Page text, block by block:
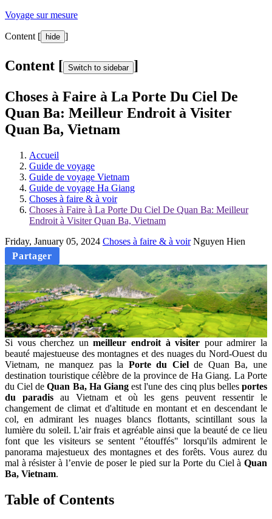
Voyage sur mesure
Content [ hide ]
Content [ Switch to sidebar ]
Choses à Faire à La Porte Du Ciel De
Quan Ba: Meilleur Endroit à Visiter
Quan Ba, Vietnam
Accueil
Guide de voyage
Guide de voyage Vietnam
Guide de voyage Ha Giang
Choses à faire & à voir
Choses à Faire à La Porte Du Ciel De Quan Ba: Meilleur
Endroit à Visiter Quan Ba, Vietnam
Friday, January 05, 2024 Choses à faire & à voir Nguyen Hien
Partager
Si vous cherchez unmeilleur endroit à visiter pour admirer la
beauté majestueuse des montagnes et des nuages du Nord-Ouest du
Vietnam, ne manquez pas la Porte du Cielde Quan Ba, une
destination touristique célèbre de la province de Ha Giang. La Porte
du Ciel deQuan Ba, Ha Giangest l'une des cinq plus bellesportes
du paradisau Vietnam et où les gens peuvent ressentir le
changement de climat et d'altitude en montant et en descendant le
col, en admirant les nuages ​​blancs flottants, scintillant sous la
lumière du soleil. L'air frais et agréable ainsi que la beauté de ce lieu
font que les visiteurs se sentent "étouffés" lorsqu'ils admirent le
panorama majestueux des montagnes et des forêts. Vous aurez du
mal à résister à l’envie de poser le pied sur la Porte du Ciel à Quan
Ba, ​​​​Vietnam.
Table of Contents